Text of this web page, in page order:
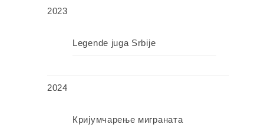
2023
Legende juga Srbije
2024
Кријумчарење миграната